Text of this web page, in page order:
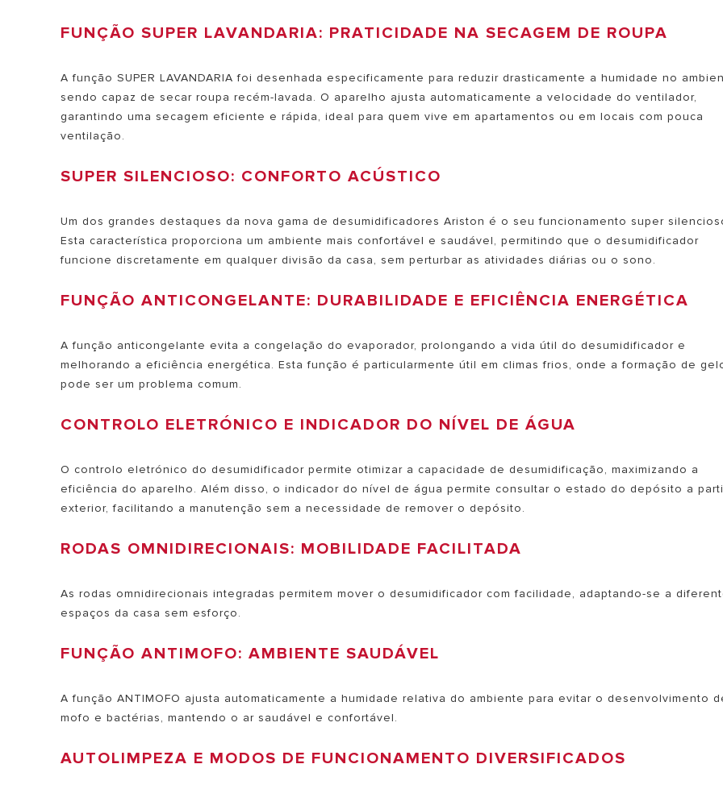
FUNÇÃO SUPER LAVANDARIA: PRATICIDADE NA SECAGEM DE ROUPA
A função SUPER LAVANDARIA foi desenhada especificamente para reduzir drasticamente a humidade no
sendo capaz de secar roupa recém-lavada. O aparelho ajusta automaticamente a velocidade do ventilador,
garantindo uma secagem eficiente e rápida, ideal para quem vive em apartamentos ou em locais com pouca
ventilação.
SUPER SILENCIOSO: CONFORTO ACÚSTICO
Um dos grandes destaques da nova gama de desumidificadores Ariston é o seu funcionamento super
Esta característica proporciona um ambiente mais confortável e saudável, permitindo que o desumidificador
funcione discretamente em qualquer divisão da casa, sem perturbar as atividades diárias ou o sono.
FUNÇÃO ANTICONGELANTE: DURABILIDADE E EFICIÊNCIA ENERGÉTICA
A função anticongelante evita a congelação do evaporador, prolongando a vida útil do desumidificador e
melhorando a eficiência energética. Esta função é particularmente útil em climas frios, onde a formação de
pode ser um problema comum.
CONTROLO ELETRÓNICO E INDICADOR DO NÍVEL DE ÁGUA
O controlo eletrónico do desumidificador permite otimizar a capacidade de desumidificação, maximizando a
eficiência do aparelho. Além disso, o indicador do nível de água permite consultar o estado do depósito a
exterior, facilitando a manutenção sem a necessidade de remover o depósito.
RODAS OMNIDIRECIONAIS: MOBILIDADE FACILITADA
As rodas omnidirecionais integradas permitem mover o desumidificador com facilidade, adaptando-se a
espaços da casa sem esforço.
FUNÇÃO ANTIMOFO: AMBIENTE SAUDÁVEL
A função ANTIMOFO ajusta automaticamente a humidade relativa do ambiente para evitar o desenvolvimento
mofo e bactérias, mantendo o ar saudável e confortável.
AUTOLIMPEZA E MODOS DE FUNCIONAMENTO DIVERSIFICADOS